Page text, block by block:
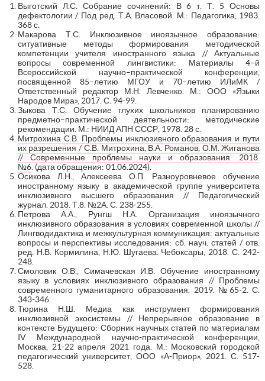
Выготский Л.С. Собрание сочинений: В 6 т. Т. 5 Основы
дефектологии / Под ред. Т.А. Власовой. М.: Педагогика, 1983.
368 с.
Макарова Т.С. Инклюзивное иноязычное образование:
ситуативные методы формирования методической
компетенции учителя иностранного языка // Актуальные
вопросы современной лингвистики: Материалы 4–й
Всероссийской научно–практической конференции,
посвященной 85–летию МГОУ и 70–летию ИЛиМК /
Ответственный редактор М.Н. Левченко. М.: ООО «Языки
Народов Мира», 2017. С. 94-99.
Зыкова Т.С. Обучение глухих школьников планированию
предметно–практической деятельности: методические
рекомендации. М.: НИИД АПН СССР, 1978. 28 с.
Митрохина С.В. Проблемы инклюзивного образования и пути
их разрешения / С.В. Митрохина, В.А. Романов, О.М. Жиганова
// Современные проблемы науки и образования. 2018.
№6. (дата обращения: 01.06.2024).
Осикова Л.Н., Алексеева О.П. Разноуровневое обучение
иностранному языку в академической группе университета
инклюзивного высшего образования // Педагогический
журнал. 2018. Т.8. №2А. С. 238-255.
Петрова А.А., Рунгш Н.А. Организация иноязычного
инклюзивного образования в условиях современной школы //
Лингводидактика и межкультурная коммуникация: актуальные
вопросы и перспективы исследования: сб. науч. статей / отв.
ред. Н.В. Кормилина, Н.Ю. Шугаева. Чебоксары, 2018. С. 242-
248.
Смоловик О.В., Симачевская И.В. Обучение иностранному
языку в условиях инклюзивного образования // Проблемы
современного гуманитарного образования. 2019. №65-2. С.
343-346.
Тюрина Н.Ш. Медиа как инструмент формирования
инклюзивной экосистемы // Непрерывное образование в
контексте Будущего: Сборник научных статей по материалам
IV Международной научно-практической конференции,
Москва, 21-22 апреля 2021 года. М.: Московский городской
педагогический университет, ООО «А-Приор», 2021. С. 517-
528.